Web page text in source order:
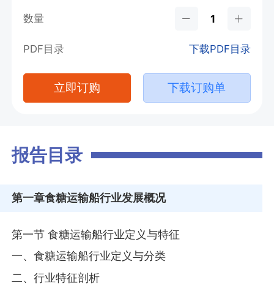
数量
PDF目录 下载PDF目录
立即订购 下载订购单
报告目录
第一章食糖运输船行业发展概况
第一节 食糖运输船行业定义与特征
一、食糖运输船行业定义与分类
二、行业特征剖析